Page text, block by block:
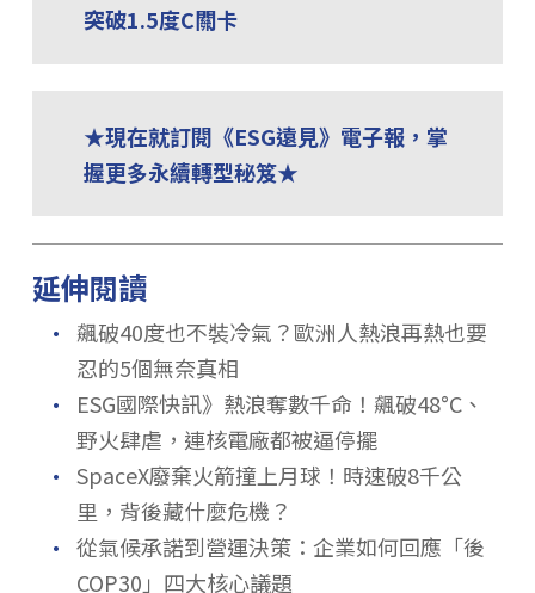
突破1.5度C關卡
★現在就訂閱《ESG遠見》電子報，掌
握更多永續轉型秘笈★
延伸閱讀
．
飆破40度也不裝冷氣？歐洲人熱浪再熱也要
忍的5個無奈真相
．
ESG國際快訊》熱浪奪數千命！飆破48°C、
野火肆虐，連核電廠都被逼停擺
． SpaceX廢棄火箭撞上月球！時速破8千公
里，背後藏什麼危機？
． 從氣候承諾到營運決策：企業如何回應「後
COP30」四大核心議題